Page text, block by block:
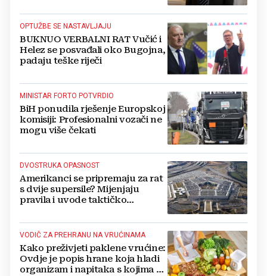
OPTUŽBE SE NASTAVLJAJU
BUKNUO VERBALNI RAT Vučić i
Helez se posvađali oko Bugojna,
padaju teške riječi
MINISTAR FORTO POTVRDIO
BiH ponudila rješenje Europskoj
komisiji: Profesionalni vozači ne
mogu više čekati
DVOSTRUKA OPASNOST
Amerikanci se pripremaju za rat
s dvije supersile? Mijenjaju
pravila i uvode taktičko
VODIČ ZA PREHRANU NA VRUĆINAMA
Kako preživjeti paklene vrućine:
Ovdje je popis hrane koja hladi
organizam i napitaka s kojima si